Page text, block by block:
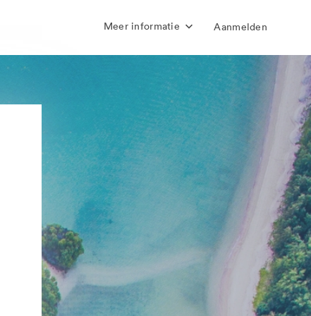
Meer informatie Aanmelden